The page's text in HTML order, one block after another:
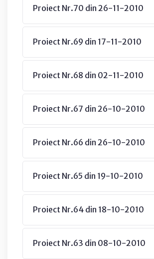
Proiect Nr.70 din 26-11-2010
Proiect Nr.69 din 17-11-2010
Proiect Nr.68 din 02-11-2010
Proiect Nr.67 din 26-10-2010
Proiect Nr.66 din 26-10-2010
Proiect Nr.65 din 19-10-2010
Proiect Nr.64 din 18-10-2010
Proiect Nr.63 din 08-10-2010